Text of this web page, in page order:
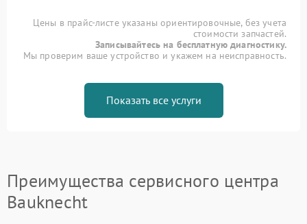
Цены в прайс-листе указаны ориентировочные, без учета
стоимости запчастей.
Записывайтесь на бесплатную диагностику.
Мы проверим ваше устройство и укажем на неисправность.
Показать все услуги
Преимущества сервисного центра
Bauknecht